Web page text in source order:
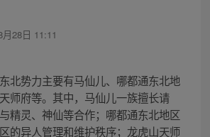
月28日 11:11
北势力主要有马仙儿、哪都通东北地
师府等。其中，马仙儿一族擅长请
精灵、神仙等合作；哪都通东北地区
的异人管理和维护秩序；龙虎山天师